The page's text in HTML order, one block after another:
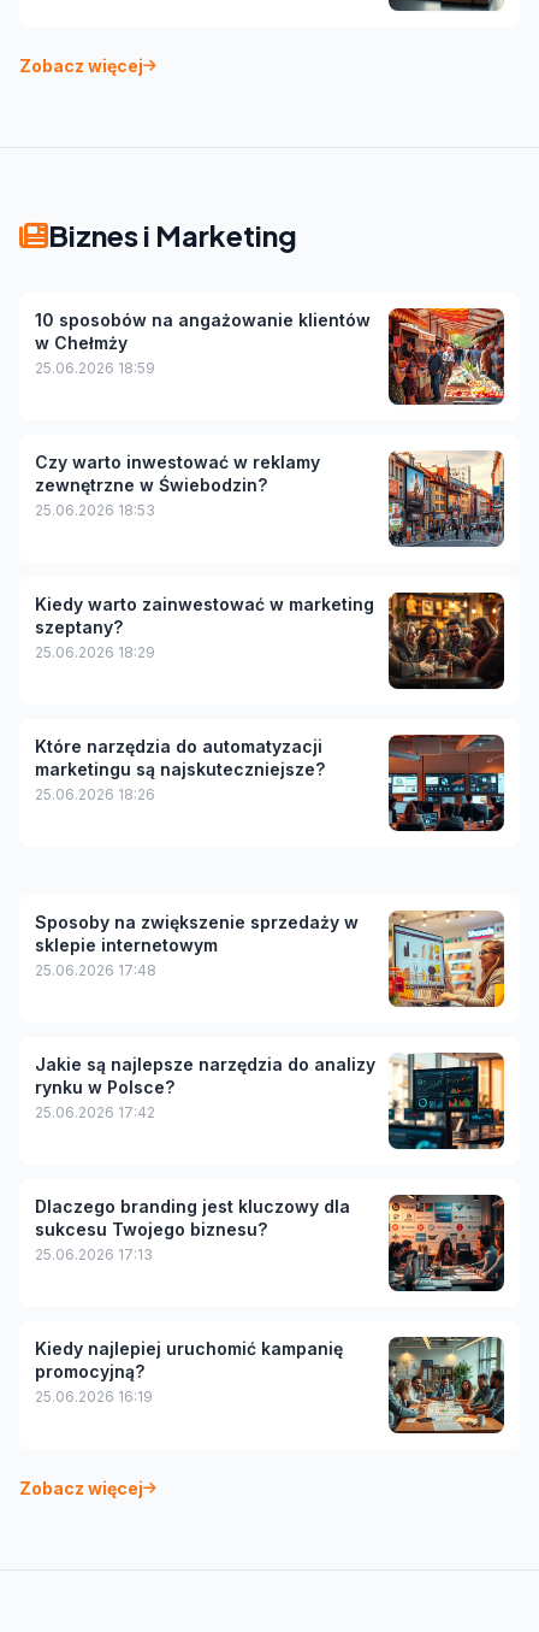
Zobacz więcej
Biznes i Marketing
10 sposobów na angażowanie klientów
w Chełmży
25.06.2026 18:59
Czy warto inwestować w reklamy
zewnętrzne w Świebodzin?
25.06.2026 18:53
Kiedy warto zainwestować w marketing
szeptany?
25.06.2026 18:29
Które narzędzia do automatyzacji
marketingu są najskuteczniejsze?
25.06.2026 18:26
Sposoby na zwiększenie sprzedaży w
sklepie internetowym
25.06.2026 17:48
Jakie są najlepsze narzędzia do analizy
rynku w Polsce?
25.06.2026 17:42
Dlaczego branding jest kluczowy dla
sukcesu Twojego biznesu?
25.06.2026 17:13
Kiedy najlepiej uruchomić kampanię
promocyjną?
25.06.2026 16:19
Zobacz więcej